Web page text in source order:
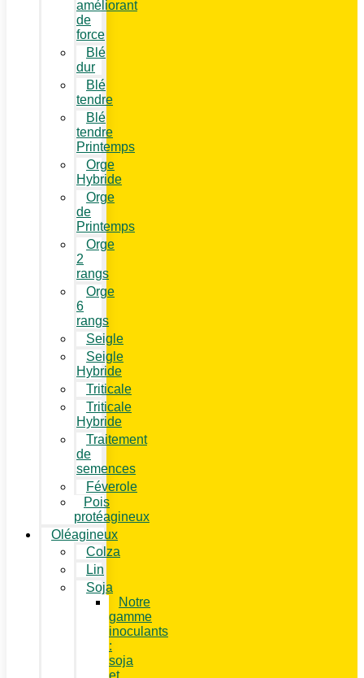
améliorant
de
force
Blé
dur
Blé
tendre
Blé
tendre
Printemps
Orge
Hybride
Orge
de
Printemps
Orge
2
rangs
Orge
6
rangs
Seigle
Seigle
Hybride
Triticale
Triticale
Hybride
Traitement
de
semences
Féverole
Pois
protéagineux
Oléagineux
Colza
Lin
Soja
Notre
gamme
inoculants
:
soja
et